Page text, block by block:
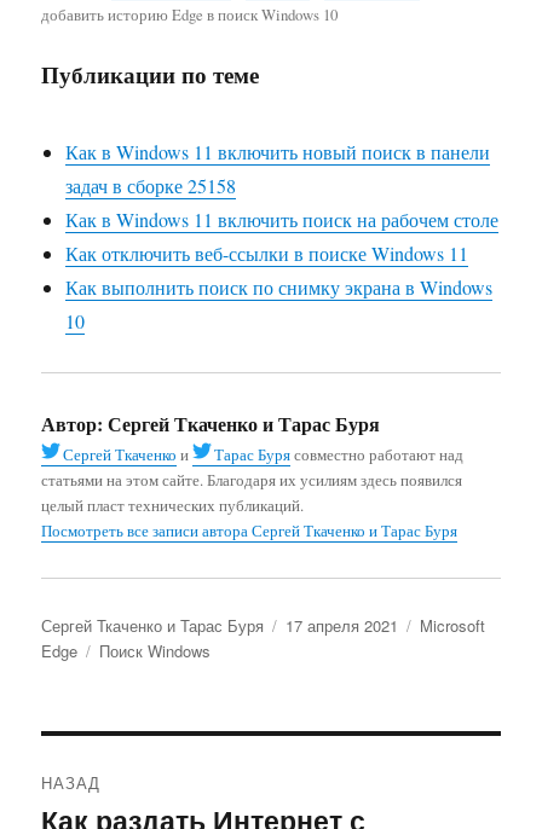
добавить историю Edge в поиск Windows 10
Публикации по теме
Как в Windows 11 включить новый поиск в панели
задач в сборке 25158
Как в Windows 11 включить поиск на рабочем столе
Как отключить веб-ссылки в поиске Windows 11
Как выполнить поиск по снимку экрана в Windows
10
Автор: Сергей Ткаченко и Тарас Буря
Сергей Ткаченко и Тарас Бурясовместно работают над
статьями на этом сайте. Благодаря их усилиям здесь появился
целый пласт технических публикаций.
Посмотреть все записи автора Сергей Ткаченко и Тарас Буря
Автор
Сергей Ткаченко и Тарас Буря Опубликовано
17 апреля 2021 Рубрики
Microsoft
Edge
Метки
Поиск Windows
по
НАЗАД
Предыдущая
Как раздать Интернет с